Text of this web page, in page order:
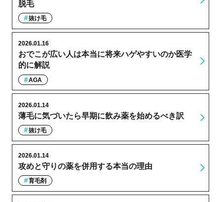
脱毛
抜け毛
おでこが広い人は本当に将来ハゲやすいのか医学
的に解説
2026.01.16
AGA
薄毛に気づいたら早期に飲み薬を始めるべき訳
2026.01.14
抜け毛
攻めと守りの薬を併用する本当の理由
2026.01.14
育毛剤